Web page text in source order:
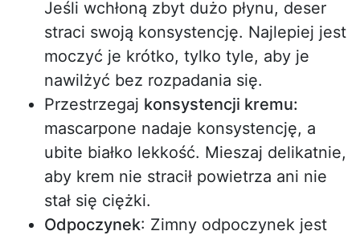
Jeśli wchłoną zbyt dużo płynu, deser
straci swoją konsystencję. Najlepiej jest
moczyć je krótko, tylko tyle, aby je
nawilżyć bez rozpadania się.
Przestrzegaj konsystencji kremu:
mascarpone nadaje konsystencję, a
ubite białko lekkość. Mieszaj delikatnie,
aby krem nie stracił powietrza ani nie
stał się ciężki.
Odpoczynek: Zimny odpoczynek jest